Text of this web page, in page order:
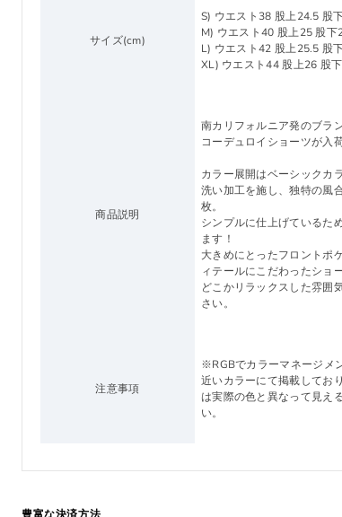
サイズ(cm)
S) ウエスト38 股上24.5 股
M) ウエスト40 股上25 股
L) ウエスト42 股上25.5 股
XL) ウエスト44 股上26 股
商品説明
南カリフォルニア発のブラ
コーデュロイショーツが入
カラー展開はベーシックカ
洗い加工を施し、独特の風
枚。
シンプルに仕上げているた
ます！
大きめにとったフロントポ
ィテールにこだわったショ
どこかリラックスした雰囲
さい。
注意事項
※RGBでカラーマネージメ
近いカラーにて掲載してお
は実際の色と異なって見え
い。